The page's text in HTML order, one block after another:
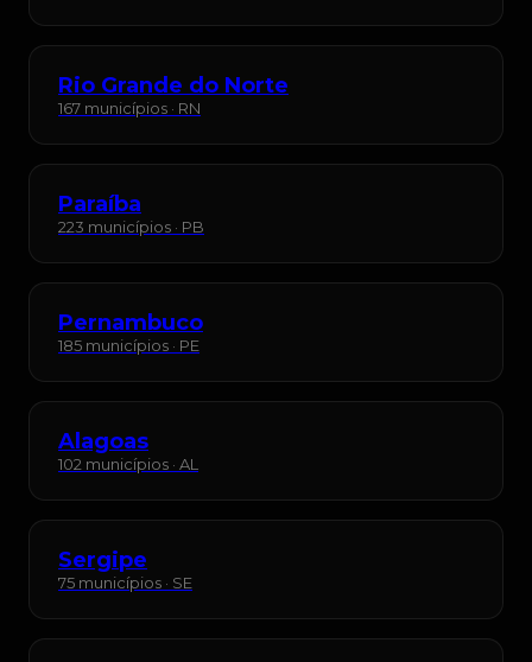
Rio Grande do Norte
167 municípios · RN
Paraíba
223 municípios · PB
Pernambuco
185 municípios · PE
Alagoas
102 municípios · AL
Sergipe
75 municípios · SE